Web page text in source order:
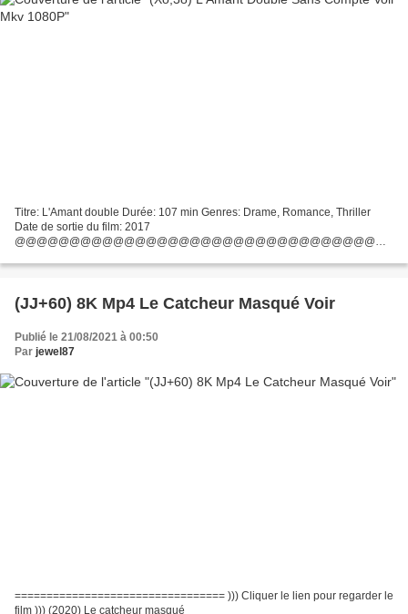
Titre: L'Amant double Durée: 107 min Genres: Drame, Romance, Thriller
Date de sortie du film: 2017
@@@@@@@@@@@@@@@@@@@@@@@@@@@@@@@@@
@@@@@@@@@@@@@@@@@@@@@@@@@@@@@@@@@
(JJ+60) 8K Mp4 Le Catcheur Masqué Voir
Publié le 21/08/2021 à 00:50
Par jewel87
================================= ))) Cliquer le lien pour regarder le
film ))) (2020) Le catcheur masqué